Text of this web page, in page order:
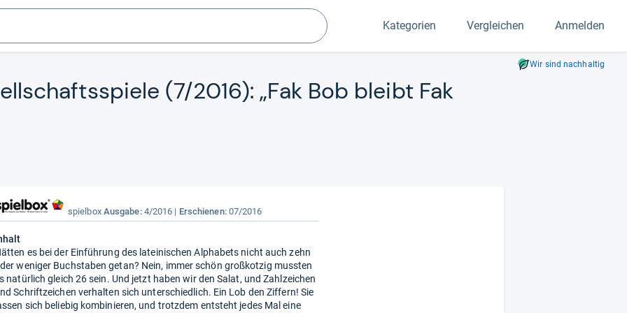
Suchen
Kategorien Vergleichen Anmelden
Wir sind nachhaltig
(7/2016): „Fak Bob bleibt Fak
spielbox Ausgabe: 4/2016 Erschienen:07/2016
es bei der Einführung des lateinischen Alphabets nicht auch zehn
weniger Buchstaben getan? Nein, immer schön großkotzig mussten
natürlich gleich 26 sein. Und jetzt haben wir den Salat, und Zahlzeichen
Schriftzeichen verhalten sich unterschiedlich. Ein Lob den Ziffern! Sie
sich beliebig kombinieren, und trotzdem entsteht jedes Mal eine